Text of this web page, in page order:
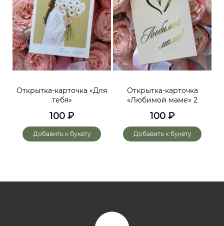
Открытка-карточка «Для
тебя»
100 ₽
Добавить к букету
Открытка-карточка
«Любимой маме» 2
100 ₽
Добавить к букету